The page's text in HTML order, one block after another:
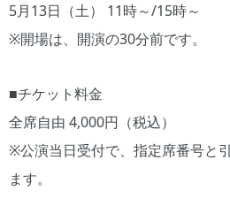
5月13日（土） 11時～/15時～
※開場は、開演の30分前です。
■チケット料金
全席自由 4,000円（税込）
※公演当日受付で、指定席番号と
ます。